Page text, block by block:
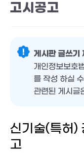
고시공고
게시판 글쓰기
개인정보보호
를 작성 하실
관련된 게시글
신기술(특허)
고